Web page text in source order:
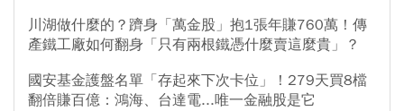
川湖做什麼的？躋身「萬金股」抱1張年賺760萬！傳
產鐵工廠如何翻身「只有兩根鐵憑什麼賣這麼貴」？
國安基金護盤名單「存起來下次卡位」！279天買8檔
翻倍賺百億：鴻海、台達電...唯一金融股是它